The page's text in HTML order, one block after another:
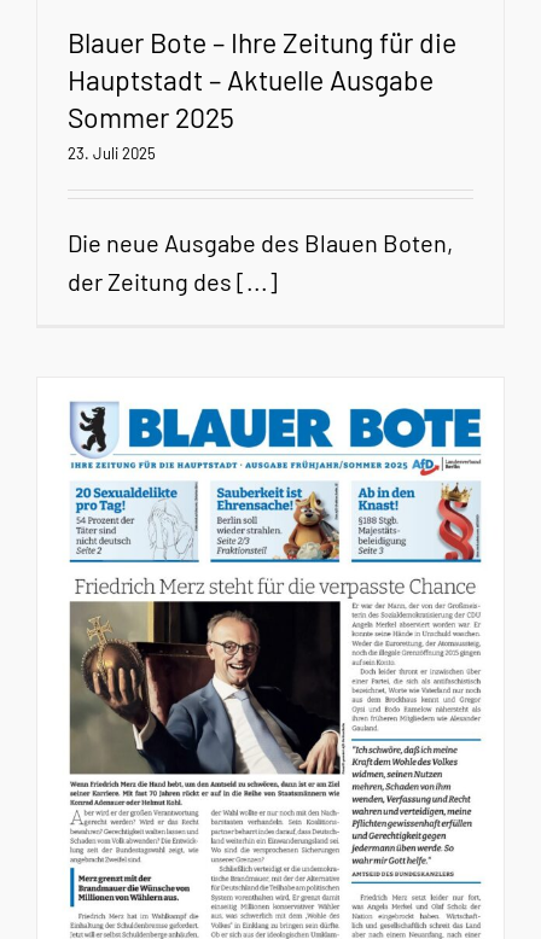
Blauer Bote – Ihre Zeitung für die
Hauptstadt – Aktuelle Ausgabe
Sommer 2025
23. Juli 2025
Die neue Ausgabe des Blauen Boten,
der Zeitung des [...]